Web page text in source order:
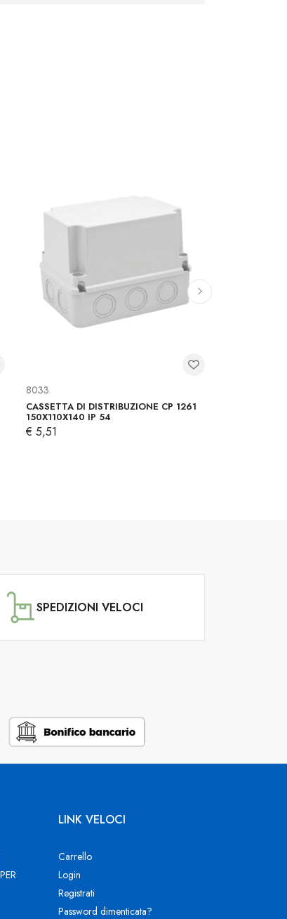
8033
CASSETTA DI DISTRIBUZIONE CP 1261
150X110X140 IP 54
€ 5,51
SPEDIZIONI VELOCI
LINK VELOCI
Carrello
Login
Registrati
Password dimenticata?